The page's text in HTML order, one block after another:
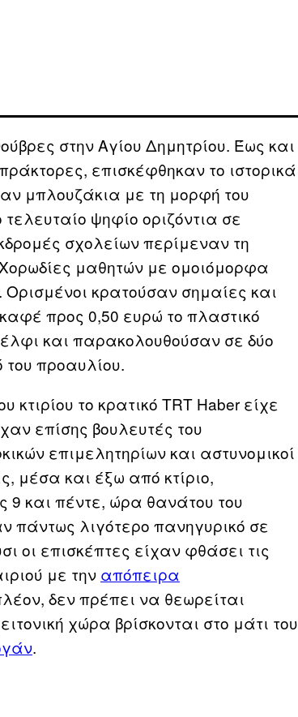
στην Αγίου Δημητρίου. Έως και
επισκέφθηκαν το ιστορικά
μπλουζάκια με τη μορφή του
ψηφίο οριζόντια σε
σχολείων περίμεναν τη
μαθητών με ομοιόμορφα
κρατούσαν σημαίες και
προς 0,50 ευρώ το πλαστικό
και παρακολουθούσαν σε δύο
προαυλίου.
το κρατικό TRT Haber είχε
επίσης βουλευτές του
επιμελητηρίων και αστυνομικοί
μέσα και έξω από κτίριο,
9 και πέντε, ώρα θανάτου του
πάντως λιγότερο πανηγυρικό σε
οι επισκέπτες είχαν φθάσει τις
με την απόπειρα
δεν πρέπει να θεωρείται
χώρα βρίσκονται στο μάτι του
.